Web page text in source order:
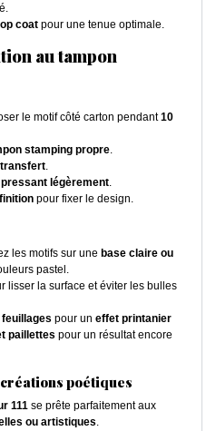
coat pour une tenue optimale.
au tampon
le motif côté carton pendant10
stamping propre.
transfert.
pressant légèrement.
pour fixer le design.
les motifs sur une base claire ou
pastel.
lisser la surface et éviter les bulles
pour un effet printanier
paillettes pour un résultat encore
poétiques
111 se prête parfaitement aux
ou artistiques.